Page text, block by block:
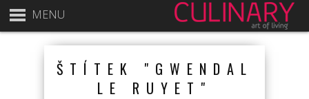
MENU
ŠTÍTEK "GWENDAL
LE RUYET"
realizace MIDEO